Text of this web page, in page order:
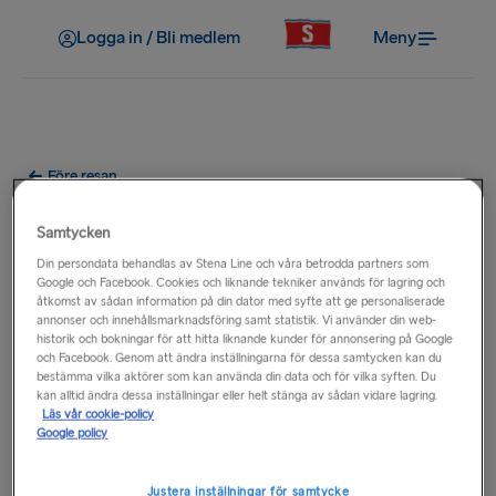
Logga in / Bli medlem Meny
Före resan
Finns det kollektivtrafik till
hamnen?
De flesta av våra hamnar är väl anslutna och trafikeras av
kollektivtrafik – järnväg, buss och taxi. Vad som finns
tillgängligt varierar från hamn till hamn. För mer information
om kollektivtrafikförbindelserna till din avgångs- eller
ankomsthamn, välj
Samtycken
Din persondata behandlas av Stena Line och våra betrodda partners som
Google och Facebook. Cookies och liknande tekniker används för lagring och
åtkomst av sådan information på din dator med syfte att ge personaliserade
annonser och innehållsmarknadsföring samt statistik. Vi använder din web-
historik och bokningar för att hitta liknande kunder för annonsering på Google
och Facebook. Genom att ändra inställningarna för dessa samtycken kan du
bestämma vilka aktörer som kan använda din data och för vilka syften. Du
kan alltid ändra dessa inställningar eller helt stänga av sådan vidare lagring.
Läs vår cookie-policy
Google policy
Justera inställningar för samtycke